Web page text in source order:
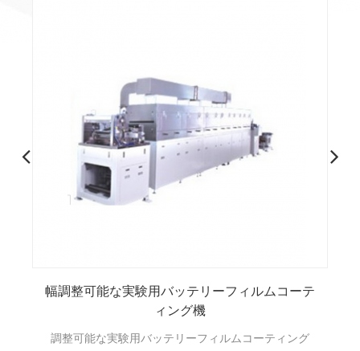
油圧式電動ローラープレス機 あり 巻き戻し そし
て 巻き戻しシステム
ACEY-DG200 油圧ローラー圧力機は、精密なデジタ